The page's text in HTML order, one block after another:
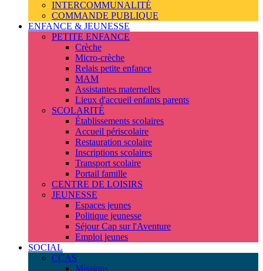
INTERCOMMUNALITÉ
COMMANDE PUBLIQUE
ENFANCE & JEUNESSE
PETITE ENFANCE
Crèche
Micro-crèche
Relais petite enfance
MAM
Assistantes maternelles
Lieux d'accueil enfants parents
SCOLARITÉ
Établissements scolaires
Accueil périscolaire
Restauration scolaire
Inscriptions scolaires
Transport scolaire
Portail famille
CENTRE DE LOISIRS
JEUNESSE
Espaces jeunes
Politique jeunesse
Séjour Cap sur l'Aventure
Emploi jeunes
SOCIAL
CCAS
Missions